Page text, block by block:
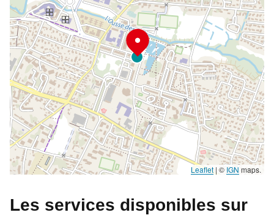
Leaflet | © IGN maps.
Les services disponibles sur